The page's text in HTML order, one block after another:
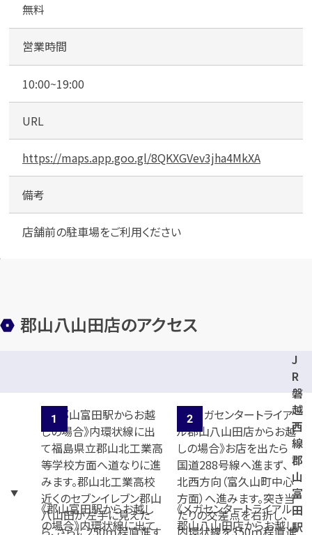
まずはお電話で無料査定
無料
営業時間
10:00~19:00
URL
https://maps.app.goo.gl/8QKXGVev3jha4MkXA
備考
店舗前の駐車場をご利用ください
郡山八山田店のアクセス
J
R
磐
越
西
線
郡
山
富
田
駅
《郡山富田駅からお越し
の場合》内環状線に出て
《メガセンタートライアル
郡山八山田店からお越し